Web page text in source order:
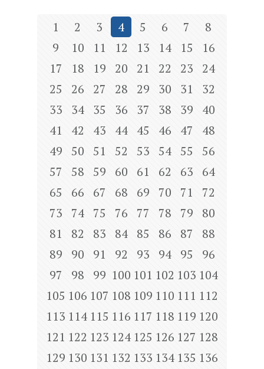
1 2 3 4 5 6 7
8
9
10 11 12 13 14 15
16
17
18 19 20 21 22 23
24
25
26 27 28 29 30 31
32
33
34 35 36 37 38 39
40
41
42 43 44 45 46 47
48
49
50 51 52 53 54 55
56
57
58 59 60 61 62 63
64
65
66 67 68 69 70 71
72
73
74 75 76 77 78 79
80
81
82 83 84 85 86 87
88
89
90 91 92 93 94 95
96
97
98 99 100 101 102 103 104
105 106 107 108 109 110 111 112
113 114 115 116 117 118 119 120
121 122 123 124 125 126 127 128
129 130 131 132 133 134 135 136